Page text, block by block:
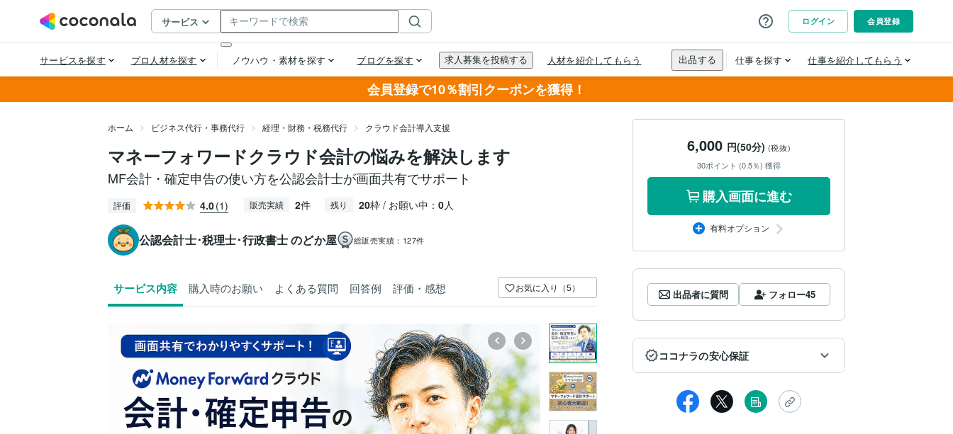
会員登録で10％割引クーポンを獲得！
ホーム ビジネス代行・事務代行 経理・財務・税務代行 クラウド会計導入支援
マネーフォワードクラウド会計の悩みを解決します
MF会計・確定申告の使い方を公認会計士が画面共有でサポート
評価 4.0(1) 販売実績 2件 残り 20枠 / お願い中： 0人
公認会計士･税理士･行政書士 のどか屋 総販売実績： 127件
サービス内容 購入時のお願い よくある質問 回答例 評価・感想 お気に入り（5）
6,000 円(50分) (税抜)
30ポイント (0.5％) 獲得
購入画面に進む
有料オプション
出品者に質問 フォロー45
ココナラの安心保証